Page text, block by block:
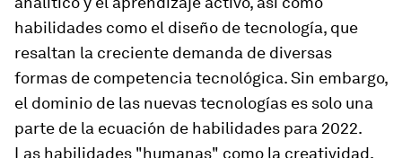
habilidades como el diseño de tecnología, que
resaltan la creciente demanda de diversas
formas de competencia tecnológica. Sin embargo,
el dominio de las nuevas tecnologías es solo una
parte de la ecuación de habilidades para 2022.
Las habilidades "humanas" como la creatividad,